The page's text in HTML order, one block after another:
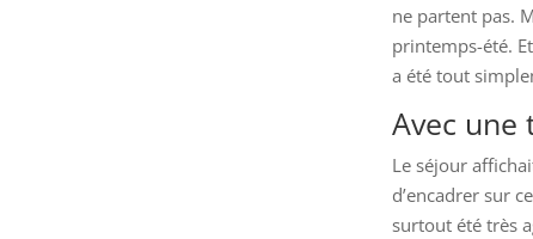
ne partent pas.
printemps-été.
a été tout
Avec une
Le séjour
d’encadrer sur
surtout été très